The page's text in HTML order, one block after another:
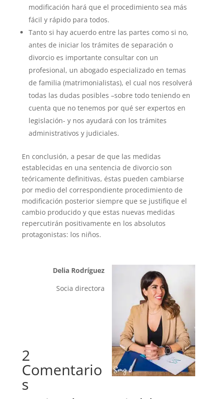
modificación hará que el procedimiento sea más
fácil y rápido para todos.
Tanto si hay acuerdo entre las partes como si no,
antes de iniciar los trámites de separación o
divorcio es importante consultar con un
profesional, un abogado especializado en temas
de familia (matrimonialistas), el cual nos resolverá
todas las dudas posibles –sobre todo teniendo en
cuenta que no tenemos por qué ser expertos en
legislación- y nos ayudará con los trámites
administrativos y judiciales.
En conclusión, a pesar de que las medidas
establecidas en una sentencia de divorcio son
teóricamente definitivas, éstas pueden cambiarse
por medio del correspondiente procedimiento de
modificación posterior siempre que se justifique el
cambio producido y que estas nuevas medidas
repercutirán positivamente en los absolutos
protagonistas: los niños.
Delia Rodríguez
Socia directora
2
Comentario
s